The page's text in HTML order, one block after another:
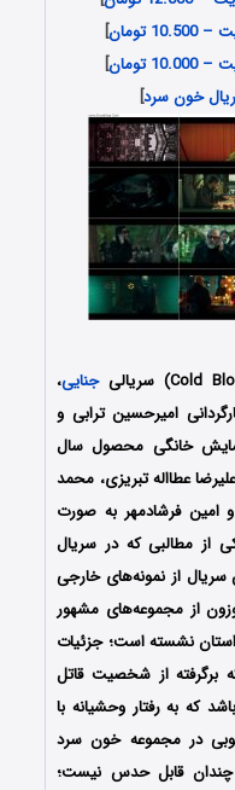
]
]
خون سرد]
جنایی،
امیرحسین ترابی و
خانگی محصول سال
عطااله تبریزی، محمد
امین فرشادمهر به صورت
از مطالبی که در سریال
از نمونه‌های خارجی
از مجموعه‌های مشهور
نشسته است؛ جزئیات
برگرفته از شخصیت قاتل
که به رفتار وحشیانه با
در مجموعه خون سرد
قابل حدس نیست؛